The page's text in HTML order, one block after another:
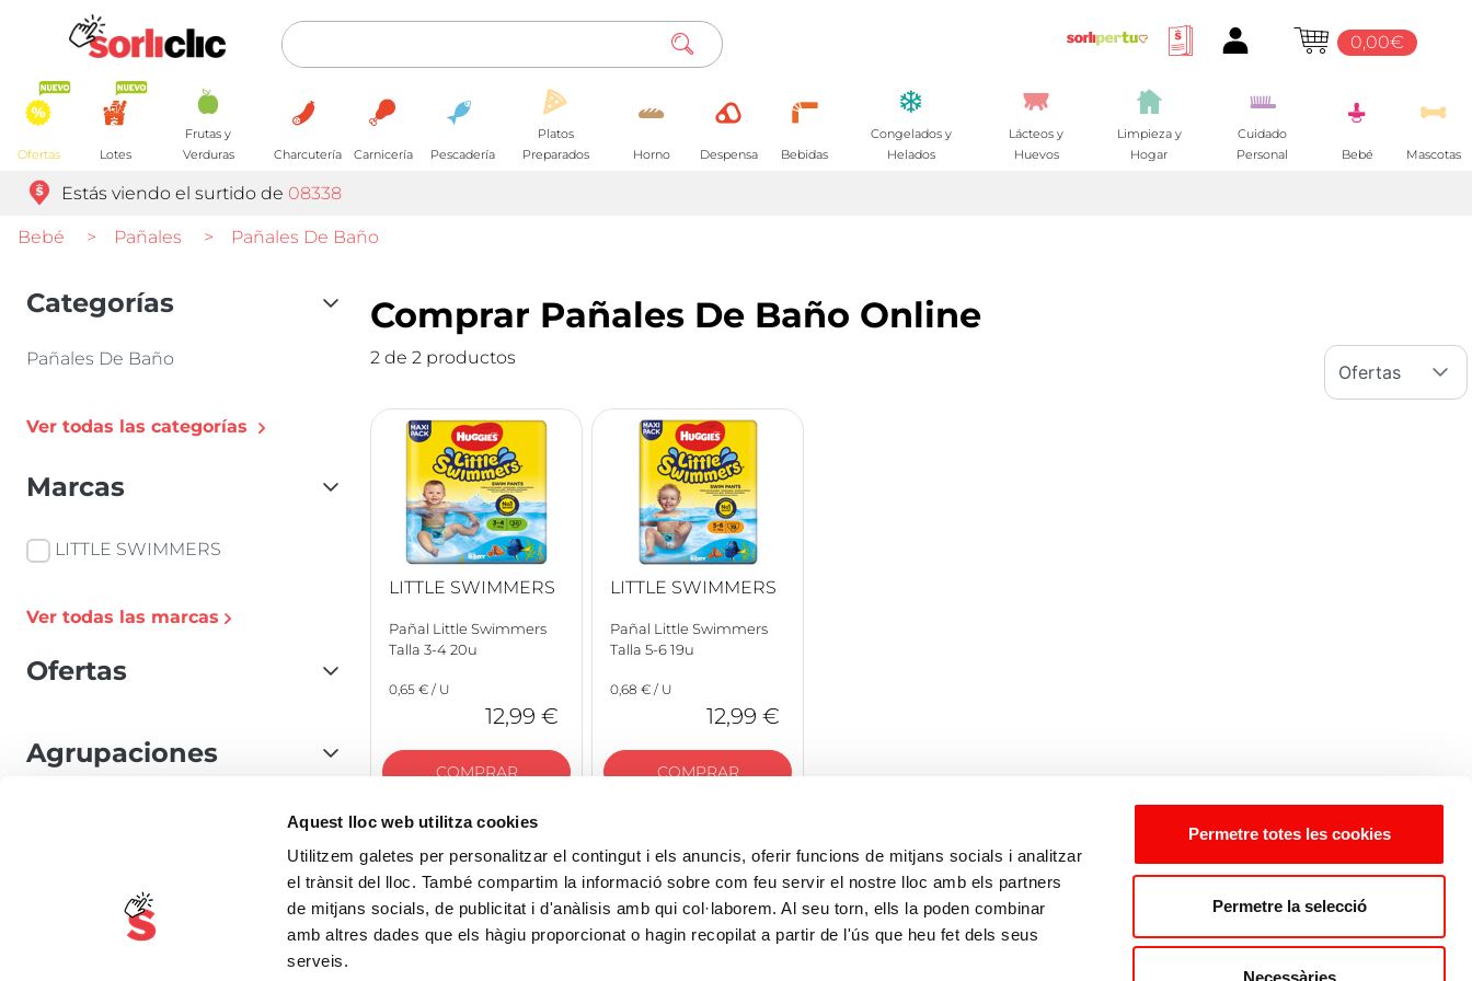
Aquest lloc web utilitza cookies
Utilitzem galetes per personalitzar el contingut i els anuncis, oferir funcions de mitjans socials i analitzar
el trànsit del lloc. També compartim la informació sobre com feu servir el nostre lloc amb els partners
de mitjans socials, de publicitat i d'anàlisis amb qui col·laborem. Al seu torn, ells la poden combinar
amb altres dades que els hàgiu proporcionat o hagin recopilat a partir de l'ús que heu fet dels seus
serveis.
Permetre totes les cookies
Permetre la selecció
Necessàries
0,00€
Ofertas Lotes
Frutas y
Verduras
Charcutería Carnicería Pescadería
Platos
Preparados
Horno Despensa Bebidas
Congelados y
Helados
Lácteos y
Huevos
Limpieza y
Hogar
Cuidado
Personal
Bebé Mascotas
Estás viendo el surtido de 08338
Bebé > Pañales > Pañales De Baño
Categorías
Pañales De Baño
Ver todas las categorías
Marcas
LITTLE SWIMMERS
Ver todas las marcas
Ofertas
Agrupaciones
Producto de Aquí
Comprar Pañales De Baño Online
2 de 2 productos
Ofertas
LITTLE SWIMMERS
Pañal Little Swimmers
Talla 3-4 20u
0,65 € / U
12,99 €
COMPRAR
LITTLE SWIMMERS
Pañal Little Swimmers
Talla 5-6 19u
0,68 € / U
12,99 €
COMPRAR